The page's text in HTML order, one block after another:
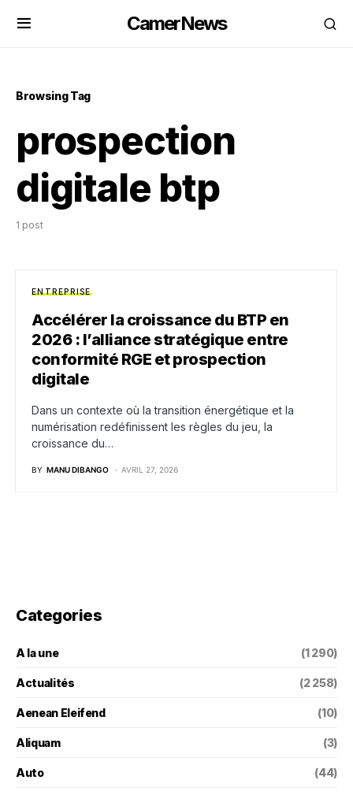
CamerNews
Browsing Tag
prospection
digitale btp
1 post
ENTREPRISE
Accélérer la croissance du BTP en
2026 : l’alliance stratégique entre
conformité RGE et prospection
digitale
Dans un contexte où la transition énergétique et la
numérisation redéfinissent les règles du jeu, la
croissance du…
BY MANU DIBANGO AVRIL 27, 2026
Categories
A la une (1 290)
Actualités (2 258)
Aenean Eleifend (10)
Aliquam (3)
Auto (44)